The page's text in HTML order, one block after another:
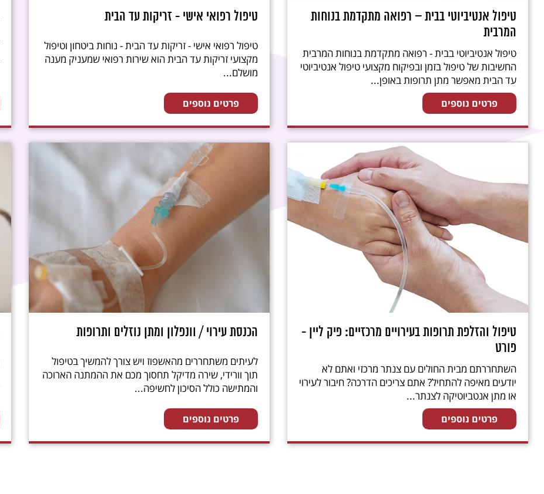
טיפול אנטיביוטי בבית – רפואה מתקדמת בנוחות
המרבית
טיפול אנטיביוטי בבית - רפואה מתקדמת בנוחות המרבית
החשיבות של טיפול בזמן ובפיקוח מקצועי טיפול אנטיביוטי
עד הבית מאפשר מתן תרופות באופן...
פרטים נוספים
טיפול רפואי אישי - זריקות עד הבית
טיפול רפואי אישי - זריקות עד הבית - נוחות ביטחון וטיפול
מקצועי זריקות עד הבית הוא שירות רפואי שמעניק מענה
מושלם...
פרטים נוספים
טיפול והזלפת תרופות בעירויים מרכזיים: פיק ליין -
פורט
השתחררתם מבית החולים עם צנתר מרכזי ואתם לא
יודעים מאיפה להתחיל? אתם צריכים הדרכה? חיבור לעירוי
או מתן אנטביוטיקה לצנתר...
פרטים נוספים
הכנסת עירוי / וונפלון ומתן נוזלים ותרופות
לעיתים משתחררים מהאשפוז ויש צורך להמשיך בטיפול
תוך וורידי, שירה מדיקל תחסוך מכם את ההמתנה הארוכה
והמתישה כולל הסיכון לחשיפה...
פרטים נוספים